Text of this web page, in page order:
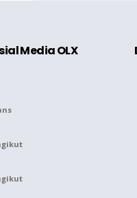
Media OLX